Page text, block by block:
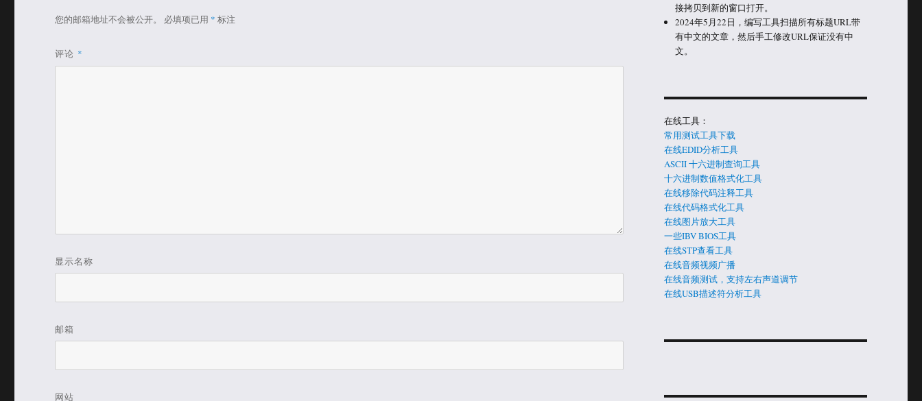
您的邮箱地址不会被公开。 必填项已用 * 标注
评论 *
显示名称
邮箱
网站
接拷贝到新的窗口打开。
2024年5月22日，编写工具扫描所有标题URL带
有中文的文章，然后手工修改URL保证没有中
文。
在线工具：
常用测试工具下载
在线EDID分析工具
ASCII 十六进制查询工具
十六进制数值格式化工具
在线移除代码注释工具
在线代码格式化工具
在线图片放大工具
一些IBV BIOS工具
在线STP查看工具
在线音频视频广播
在线音频测试，支持左右声道调节
在线USB描述符分析工具